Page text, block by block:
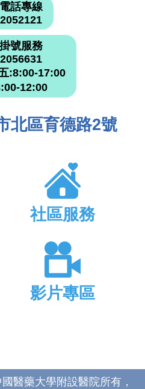
話專線
號服務
:8:00-17:00
12:00
北區育德路2號
社區服務
影片專區
醫藥大學附設醫院所有，